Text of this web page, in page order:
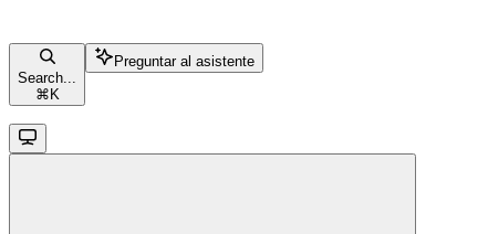
Search...
⌘ K
Preguntar al asistente